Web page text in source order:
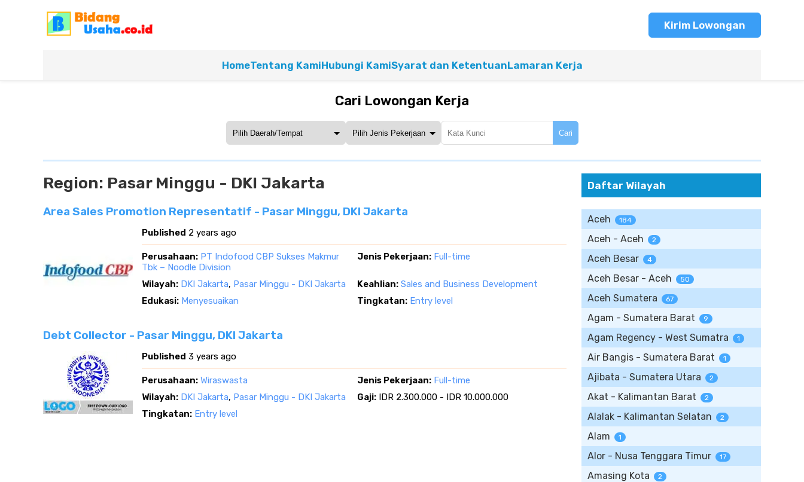
Kirim Lowongan
HomeTentang KamiHubungi KamiSyarat dan KetentuanLamaran Kerja
Cari Lowongan Kerja
Cari
Region: Pasar Minggu - DKI Jakarta
Area Sales Promotion Representatif - Pasar Minggu, DKI Jakarta
Published 2 years ago
Perusahaan: PT Indofood CBP Sukses Makmur
Tbk – Noodle Division
Jenis Pekerjaan: Full-time
Wilayah: DKI Jakarta, Pasar Minggu - DKI Jakarta Keahlian: Sales and Business Development
Edukasi: Menyesuaikan Tingkatan: Entry level
Debt Collector - Pasar Minggu, DKI Jakarta
Published 3 years ago
Perusahaan: Wiraswasta Jenis Pekerjaan: Full-time
Wilayah: DKI Jakarta, Pasar Minggu - DKI Jakarta Gaji: IDR 2.300.000 - IDR 10.000.000
Tingkatan: Entry level
Daftar Wilayah
Aceh 184
Aceh - Aceh 2
Aceh Besar 4
Aceh Besar - Aceh 50
Aceh Sumatera 67
Agam - Sumatera Barat 9
Agam Regency - West Sumatra 1
Air Bangis - Sumatera Barat 1
Ajibata - Sumatera Utara 2
Akat - Kalimantan Barat 2
Alalak - Kalimantan Selatan 2
Alam 1
Alor - Nusa Tenggara Timur 17
Amasing Kota 2